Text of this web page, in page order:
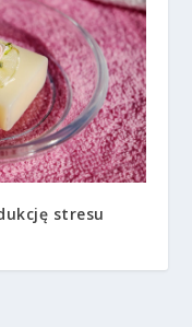
stresu